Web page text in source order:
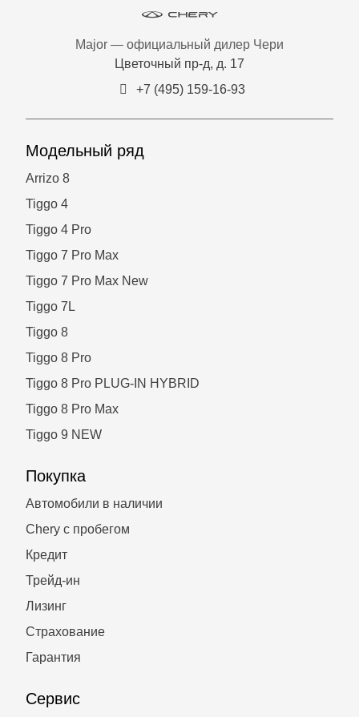
Major — официальный дилер Чери
Цветочный пр-д, д. 17
+7 (495) 159-16-93
Модельный ряд
Arrizo 8
Tiggo 4
Tiggo 4 Pro
Tiggo 7 Pro Max
Tiggo 7 Pro Max New
Tiggo 7L
Tiggo 8
Tiggo 8 Pro
Tiggo 8 Pro PLUG-IN HYBRID
Tiggo 8 Pro Max
Tiggo 9 NEW
Покупка
Автомобили в наличии
Chery с пробегом
Кредит
Трейд-ин
Лизинг
Страхование
Гарантия
Сервис